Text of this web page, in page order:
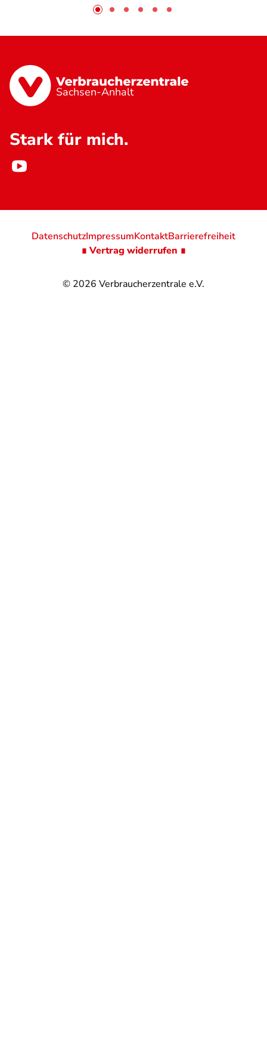
Sachsen-Anhalt
Stark für mich.
© 2026 Verbraucherzentrale e.V.
DatenschutzImpressumKontaktBarrierefreiheit
∎ Vertrag widerrufen ∎